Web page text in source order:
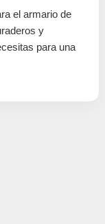
el armario de
y
para una